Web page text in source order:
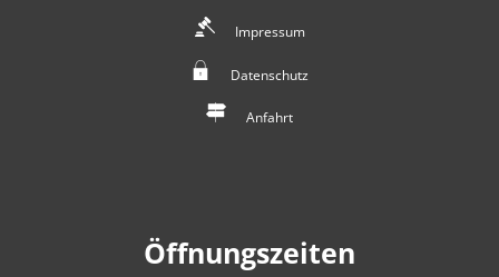
Impressum
Datenschutz
Anfahrt
Öffnungszeiten